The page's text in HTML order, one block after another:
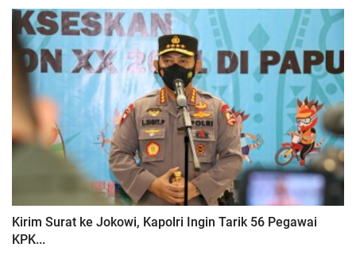
Kirim Surat ke Jokowi, Kapolri Ingin Tarik 56 Pegawai
KPK...